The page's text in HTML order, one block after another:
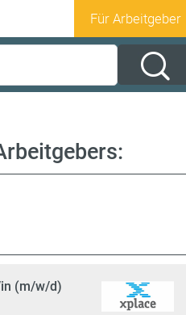
Für Arbeitgeber
(m/w/d)